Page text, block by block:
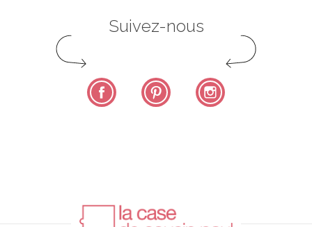
Suivez-nous
Facebook Pinterest